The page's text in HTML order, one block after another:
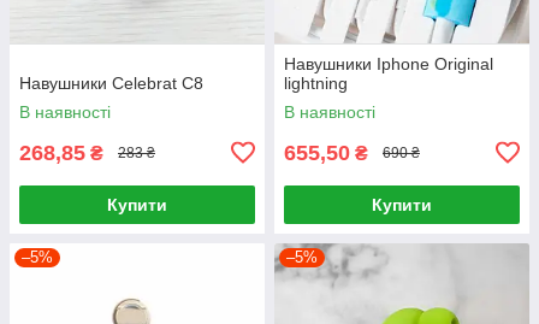
Навушники Celebrat С8
В наявності
268,85 ₴ 283 ₴
Купити
Навушники Iphone Original
lightning
В наявності
655,50 ₴ 690 ₴
Купити
–5% –5%